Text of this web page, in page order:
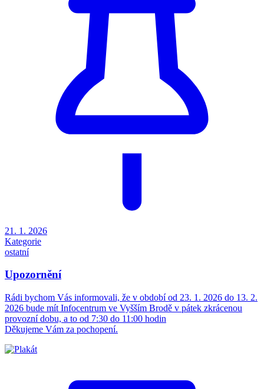
21. 1. 2026
Kategorie
ostatní
Upozornění
Rádi bychom Vás informovali, že v období od 23. 1. 2026 do 13. 2.
2026 bude mít Infocentrum ve Vyšším Brodě v pátek zkrácenou
provozní dobu, a to od 7:30 do 11:00 hodin
Děkujeme Vám za pochopení.